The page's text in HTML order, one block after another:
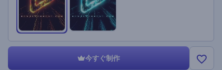
今すぐ制作